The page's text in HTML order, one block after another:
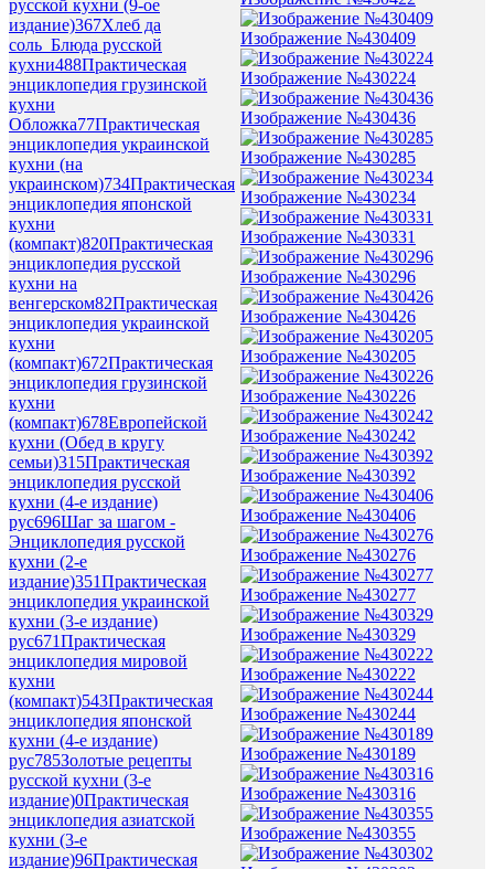
русской кухни (9-ое
издание)367Хлеб да
соль_Блюда русской
кухни488Практическая
энциклопедия грузинской
кухни
Обложка77Практическая
энциклопедия украинской
кухни (на
украинском)734Практическая
энциклопедия японской
кухни
(компакт)820Практическая
энциклопедия русской
кухни на
венгерском82Практическая
энциклопедия украинской
кухни
(компакт)672Практическая
энциклопедия грузинской
кухни
(компакт)678Европейской
кухни (Обед в кругу
семьи)315Практическая
энциклопедия русской
кухни (4-е издание)
рус696Шаг за шагом -
Энциклопедия русской
кухни (2-е
издание)351Практическая
энциклопедия украинской
кухни (3-е издание)
рус671Практическая
энциклопедия мировой
кухни
(компакт)543Практическая
энциклопедия японской
кухни (4-е издание)
рус785Золотые рецепты
русской кухни (3-е
издание)0Практическая
энциклопедия азиатской
кухни (3-е
издание)96Практическая
Изображение №430409
Изображение №430224
Изображение №430436
Изображение №430285
Изображение №430234
Изображение №430331
Изображение №430296
Изображение №430426
Изображение №430205
Изображение №430226
Изображение №430242
Изображение №430392
Изображение №430406
Изображение №430276
Изображение №430277
Изображение №430329
Изображение №430222
Изображение №430244
Изображение №430189
Изображение №430316
Изображение №430355